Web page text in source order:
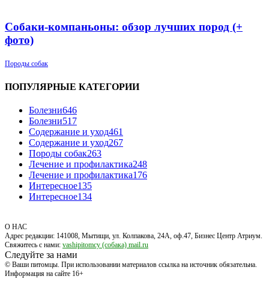
Собаки-компаньоны: обзор лучших пород (+
фото)
Породы собак
ПОПУЛЯРНЫЕ КАТЕГОРИИ
Болезни646
Болезни517
Содержание и уход461
Содержание и уход267
Породы собак263
Лечение и профилактика248
Лечение и профилактика176
Интересное135
Интересное134
О НАС
Адрес редакции: 141008, Мытищи, ул. Колпакова, 24А, оф.47, Бизнес Центр Атриум.
Свяжитесь с нами: vashipitomcy (собака) mail.ru
Следуйте за нами
© Ваши питомцы. При использовании материалов ссылка на источник обязательна.
Информация на сайте 16+